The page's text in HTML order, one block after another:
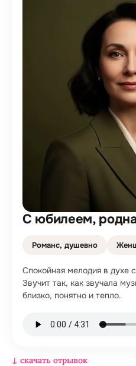
С юбилеем,
Романс, душевно
Спокойная мелодия в духе
Звучит так, как звучала
близко, понятно и тепло.
↓ скачать отрывок